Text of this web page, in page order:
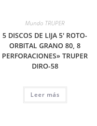
Mundo TRUPER
5 DISCOS DE LIJA 5′ ROTO-
ORBITAL GRANO 80, 8
PERFORACIONES» TRUPER
DIRO-58
Leer más